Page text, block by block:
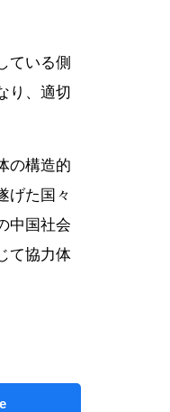
ている側
り、適切
の構造的
げた国々
中国社会
て協力体